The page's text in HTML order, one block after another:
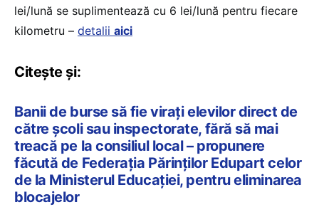
lei/lună se suplimentează cu 6 lei/lună pentru fiecare
kilometru – detalii aici
Citește și:
Banii de burse să fie virați elevilor direct de
către școli sau inspectorate, fără să mai
treacă pe la consiliul local – propunere
făcută de Federația Părinților Edupart celor
de la Ministerul Educației, pentru eliminarea
blocajelor